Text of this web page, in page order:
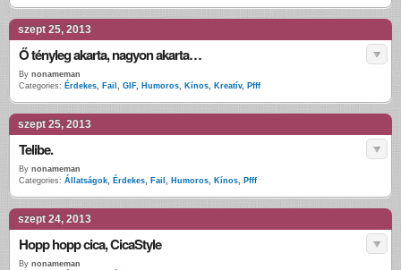
szept 25, 2013
Ő tényleg akarta, nagyon akarta…
By nonameman
Categories: Érdekes, Fail , GIF, Humoros, Kínos, Kreatív, Pfff
szept 25, 2013
Telibe.
By nonameman
Categories: Állatságok, Érdekes, Fail , Humoros, Kínos, Pfff
szept 24, 2013
Hopp hopp cica, CicaStyle
By nonameman